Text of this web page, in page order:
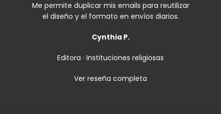
Me permite duplicar mis emails para reutilizar
el diseño y el formato en envíos diarios.
Cynthia P.
Editora · Instituciones religiosas
Ver reseña completa